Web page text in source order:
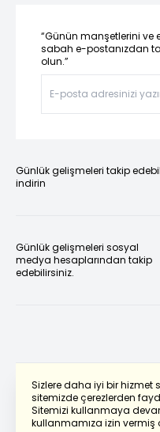
Sizlere daha iyi bir hizmet
sitemizde çerezlerden
Sitemizi kullanmaya
kullanmamıza izin vermiş
“Günün manşetlerini ve
sabah e-postanızdan
olun.”
Günlük gelişmeleri takip
indirin
Günlük gelişmeleri sosyal
medya hesaplarından takip
edebilirsiniz.
Powered by